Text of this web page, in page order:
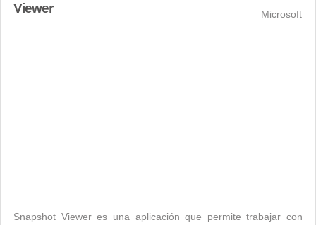
Viewer
Microsoft
Snapshot Viewer es una aplicación que permite trabajar con